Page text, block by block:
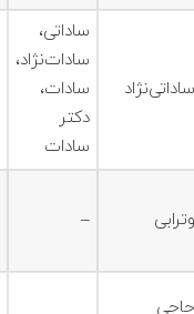
ساداتی،
سادات‌نژاد،
سادات،
دکتر
سادات
–